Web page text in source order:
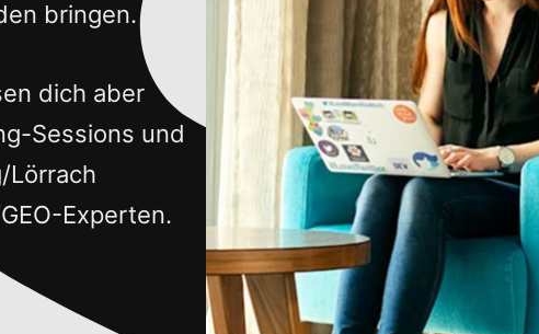
bringen.
dich aber
Sessions und
Lörrach
Experten.